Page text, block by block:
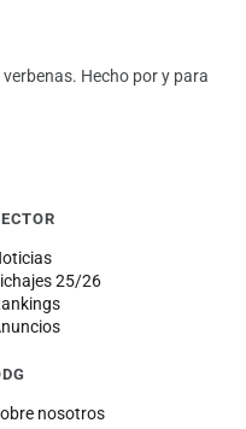
Hecho por y para
25/26
nosotros